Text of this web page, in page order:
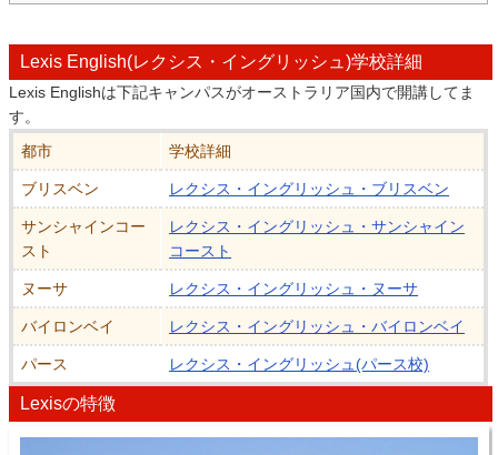
Lexis English(レクシス・イングリッシュ)学校詳細
Lexis Englishは下記キャンパスがオーストラリア国内で開講してま
す。
都市
学校詳細
ブリスベン レクシス・イングリッシュ・ブリスベン
サンシャインコー
スト
レクシス・イングリッシュ・サンシャイン
コースト
ヌーサ レクシス・イングリッシュ・ヌーサ
バイロンベイ レクシス・イングリッシュ・バイロンベイ
パース レクシス・イングリッシュ(パース校)
Lexisの特徴